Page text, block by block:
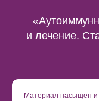
и лечение.
Материал насыщен и